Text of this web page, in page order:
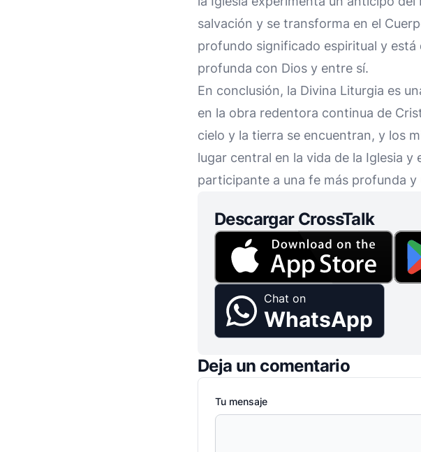
salvación y se transforma en el
profundo significado espiritual y está
profunda con Dios y entre sí.
En conclusión, la Divina Liturgia es
en la obra redentora continua de
cielo y la tierra se encuentran, y los
lugar central en la vida de la Iglesia
participante a una fe más profunda
Descargar CrossTalk
Chat on
WhatsApp
Deja un comentario
Tu mensaje